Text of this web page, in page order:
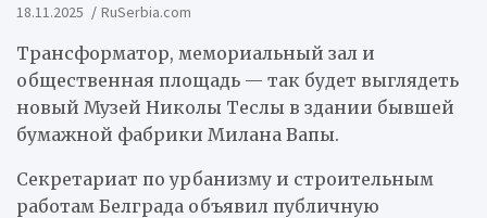
18.11.2025 RuSerbia.com
Трансформатор, мемориальный зал и
общественная площадь — так будет выглядеть
новый Музей Николы Теслы в здании бывшей
бумажной фабрики Милана Вапы.
Секретариат по урбанизму и строительным
работам Белграда объявил публичную